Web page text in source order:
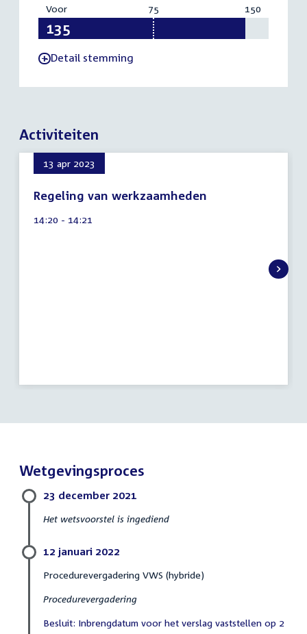
Voor:
135
75 150
-Detail stemming
Activiteiten
13 apr 2023
Regeling van werkzaamheden
augustus
Tijd
14:20 - 14:21
Wetgevingsproces
23 december 2021
Het wetsvoorstel is ingediend
12 januari 2022
Procedurevergadering VWS (hybride)
Procedurevergadering
Besluit: Inbrengdatum voor het verslag vaststellen op 2